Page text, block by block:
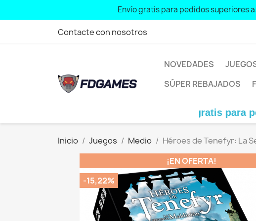
Free shipping for orders over: € 70
Contacte con nosotros
NOVEDADES
SÚPER REBAJADOS
Envío gratis para pedidos
Inicio Juegos Medio
Héroes de Tenefyr: La
¡EN OFERTA!
-15,22%